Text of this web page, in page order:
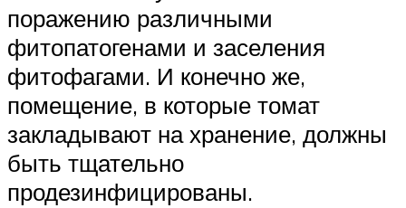
поражению различными
фитопатогенами и заселения
фитофагами. И конечно же,
помещение, в которые томат
закладывают на хранение, должны
быть тщательно
продезинфицированы.